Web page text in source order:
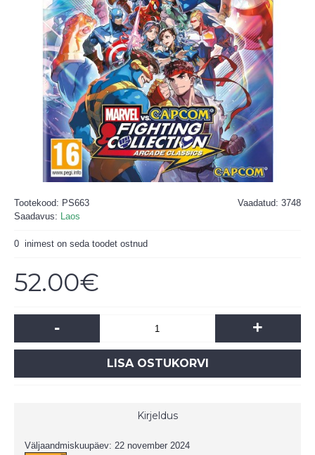
Vaadatud: 3748
Tootekood: PS663
Saadavus: Laos
0 inimest on seda toodet ostnud
52.00€
- +
LISA OSTUKORVI
Kirjeldus
Väljaandmiskuupäev: 22 november 2024